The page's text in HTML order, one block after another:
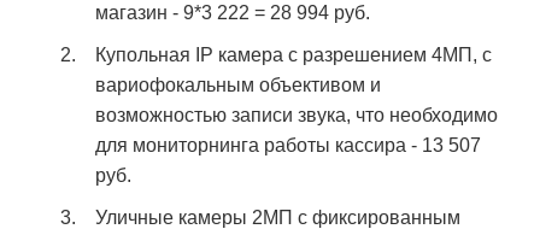
магазин - 9*3 222 = 28 994 руб.
Купольная IP камера c разрешением 4МП, c
вариофокальным объективом и
возможностью записи звука, что необходимо
для мониторнинга работы кассира - 13 507
руб.
Уличные камеры 2МП с фиксированным